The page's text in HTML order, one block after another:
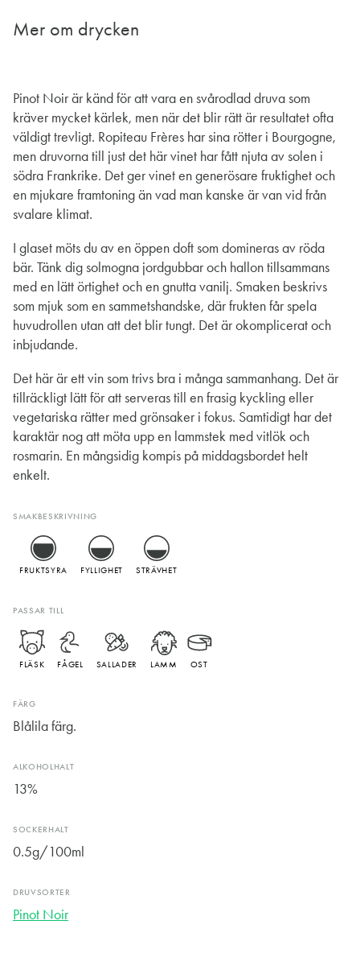
Mer om drycken
Pinot Noir är känd för att vara en svårodlad druva som
kräver mycket kärlek, men när det blir rätt är resultatet ofta
väldigt trevligt. Ropiteau Frères har sina rötter i Bourgogne,
men druvorna till just det här vinet har fått njuta av solen i
södra Frankrike. Det ger vinet en generösare fruktighet och
en mjukare framtoning än vad man kanske är van vid från
svalare klimat.
I glaset möts du av en öppen doft som domineras av röda
bär. Tänk dig solmogna jordgubbar och hallon tillsammans
med en lätt örtighet och en gnutta vanilj. Smaken beskrivs
som mjuk som en sammetshandske, där frukten får spela
huvudrollen utan att det blir tungt. Det är okomplicerat och
inbjudande.
Det här är ett vin som trivs bra i många sammanhang. Det är
tillräckligt lätt för att serveras till en frasig kyckling eller
vegetariska rätter med grönsaker i fokus. Samtidigt har det
karaktär nog att möta upp en lammstek med vitlök och
rosmarin. En mångsidig kompis på middagsbordet helt
enkelt.
SMAKBESKRIVNING
FRUKTSYRA FYLLIGHET STRÄVHET
PASSAR TILL
FLÄSK FÅGEL SALLADER LAMM OST
FÄRG
Blålila färg.
ALKOHOLHALT
13%
SOCKERHALT
0.5g/100ml
DRUVSORTER
Pinot Noir